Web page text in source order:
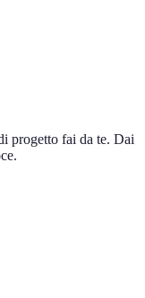
progetto fai da te. Dai